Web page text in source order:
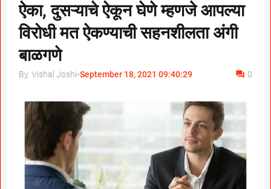
ऐका, दुसऱ्याचे ऐकून घेणे म्हणजे आपल्या
विरोधी मत ऐकण्याची सहनशीलता अंगी
बाळगणे
By, Vishal Joshi-September 18, 2021 09:40:29 0